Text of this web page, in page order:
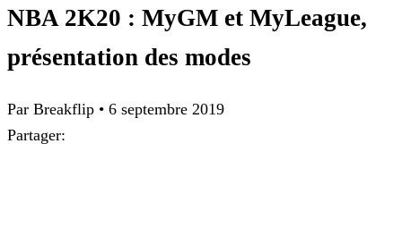
NBA 2K20 : MyGM et MyLeague,
présentation des modes
Par Breakflip • 6 septembre 2019
Partager: